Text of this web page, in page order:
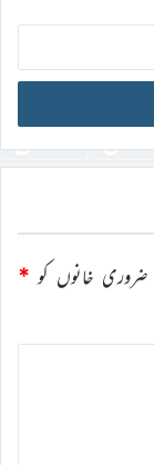
ضروری خانوں کو *